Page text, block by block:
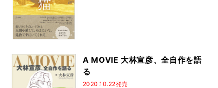
A MOVIE 大林宣彦、全自作を語
る
2020.10.22発売